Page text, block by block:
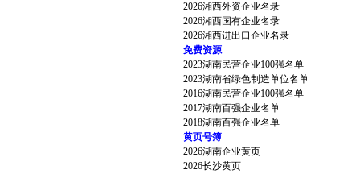
2026湘西外资企业名录
2026湘西国有企业名录
2026湘西进出口企业名录
免费资源
2023湖南民营企业100强名单
2023湖南省绿色制造单位名单
2016湖南民营企业100强名单
2017湖南百强企业名单
2018湖南百强企业名单
黄页号簿
2026湖南企业黄页
2026长沙黄页